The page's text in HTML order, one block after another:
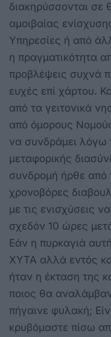
διακηρύσσονται σε
αμοιβαίας
Υπηρεσίες ή από
η πραγματικότητα
προβλέψεις συχνά
ευχές επί χάρτου.
από τα γειτονικά
από όμορους
να συνδράμει λόγω
μεταφορικής
συνδρομή ήρθε από
χρονοβόρες
με τις ενισχύσεις
σχεδόν 10 ώρες
Εάν η πυρκαγιά
ΧΥΤΑ αλλά εντός
ήταν η έκταση της
ποιος θα
πήγαινε φυλακή;
κρυβόμαστε πίσω